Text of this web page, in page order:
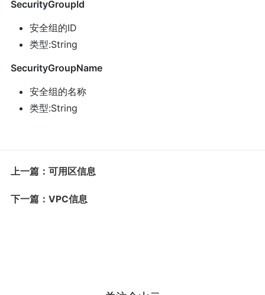
SecurityGroupId
安全组的ID
类型:String
SecurityGroupName
安全组的名称
类型:String
上一篇：可用区信息
下一篇：VPC信息